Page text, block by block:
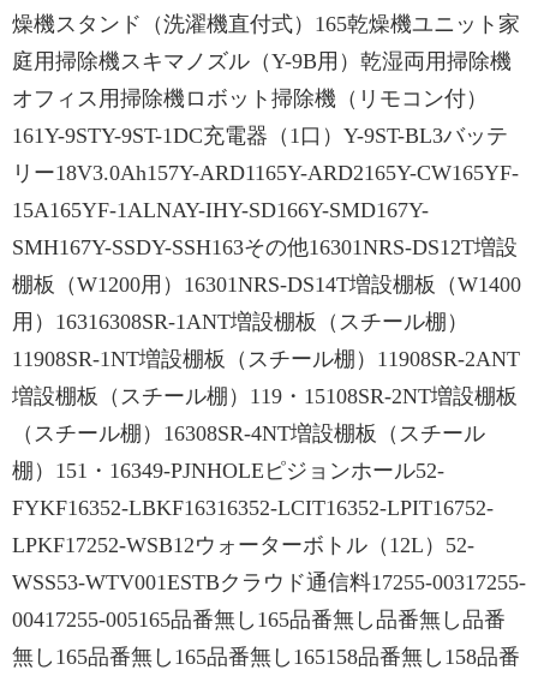
燥機スタンド（洗濯機直付式）165乾燥機ユニット家
庭用掃除機スキマノズル（Y-9B用）乾湿両用掃除機
オフィス用掃除機ロボット掃除機（リモコン付）
161Y-9STY-9ST-1DC充電器（1口）Y-9ST-BL3バッテ
リー18V3.0Ah157Y-ARD1165Y-ARD2165Y-CW165YF-
15A165YF-1ALNAY-IHY-SD166Y-SMD167Y-
SMH167Y-SSDY-SSH163その他16301NRS-DS12T増設
棚板（W1200用）16301NRS-DS14T増設棚板（W1400
用）16316308SR-1ANT増設棚板（スチール棚）
11908SR-1NT増設棚板（スチール棚）11908SR-2ANT
増設棚板（スチール棚）119・15108SR-2NT増設棚板
（スチール棚）16308SR-4NT増設棚板（スチール
棚）151・16349-PJNHOLEピジョンホール52-
FYKF16352-LBKF16316352-LCIT16352-LPIT16752-
LPKF17252-WSB12ウォーターボトル（12L）52-
WSS53-WTV001ESTBクラウド通信料17255-00317255-
00417255-005165品番無し165品番無し品番無し品番
無し165品番無し165品番無し165158品番無し158品番